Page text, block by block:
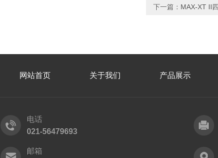
下一篇： MAX-XT II
网站首页 关于我们 产品展示
电话
021-56479693
邮箱